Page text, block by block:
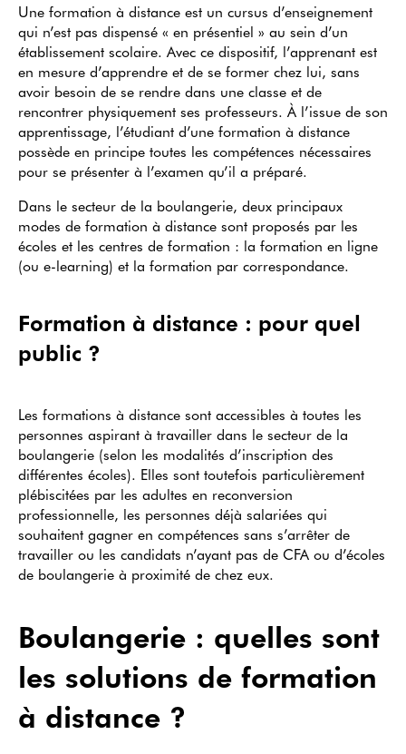
Une formation à distance est un cursus d’enseignement
qui n’est pas dispensé « en présentiel » au sein d’un
établissement scolaire. Avec ce dispositif, l’apprenant est
en mesure d’apprendre et de se former chez lui, sans
avoir besoin de se rendre dans une classe et de
rencontrer physiquement ses professeurs. À l’issue de son
apprentissage, l’étudiant d’une formation à distance
possède en principe toutes les compétences nécessaires
pour se présenter à l’examen qu’il a préparé.
Dans le secteur de la boulangerie, deux principaux
modes de formation à distance sont proposés par les
écoles et les centres de formation : la formation en ligne
(ou e-learning) et la formation par correspondance.
Formation à distance : pour quel
public ?
Les formations à distance sont accessibles à toutes les
personnes aspirant à travailler dans le secteur de la
boulangerie (selon les modalités d’inscription des
différentes écoles). Elles sont toutefois particulièrement
plébiscitées par les adultes en reconversion
professionnelle, les personnes déjà salariées qui
souhaitent gagner en compétences sans s’arrêter de
travailler ou les candidats n’ayant pas de CFA ou d’écoles
de boulangerie à proximité de chez eux.
Boulangerie : quelles sont
les solutions de formation
à distance ?